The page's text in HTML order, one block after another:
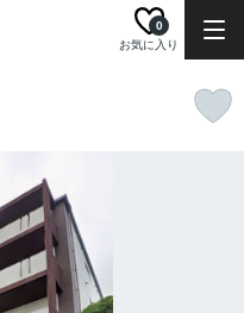
お気に入り
0